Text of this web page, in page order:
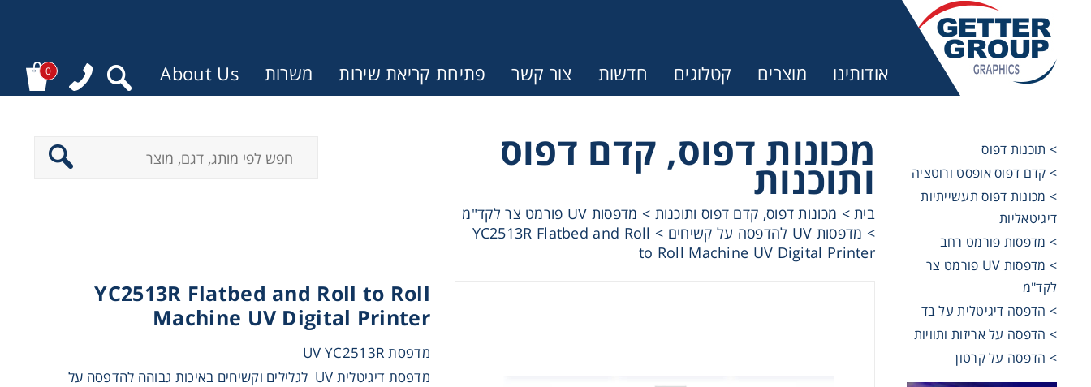
אודותינו מוצרים קטלוגים חדשות צור קשר פתיחת קריאת שירות משרות About Us
0
> תוכנות דפוס
> קדם דפוס אופסט ורוטציה
> מכונות דפוס תעשייתיות
דיגיטאליות
> מדפסות פורמט רחב
> מדפסות UV פורמט צר
לקד"מ
> הדפסה דיגיטלית על בד
> הדפסה על אריזות ותוויות
> הדפסה על קרטון
מכונות דפוס, קדם דפוס
ותוכנות
בית> מכונות דפוס, קדם דפוס ותוכנות > מדפסות UV פורמט צר לקד"מ
> מדפסות UV להדפסה על קשיחים >
YC2513R Flatbed and Roll
to Roll Machine UV Digital Printer
YC2513R Flatbed and Roll to Roll
Machine UV Digital Printer
מדפסת UV YC2513R
מדפסת דיגיטלית UV לגלילים וקשיחים באיכות גבוהה להדפסה על